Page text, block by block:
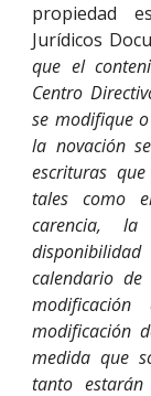
propiedad
Jurídicos
que el
Centro
se modifique
la novación
escrituras
tales como
carencia,
calendario
modificación
medida que
tanto